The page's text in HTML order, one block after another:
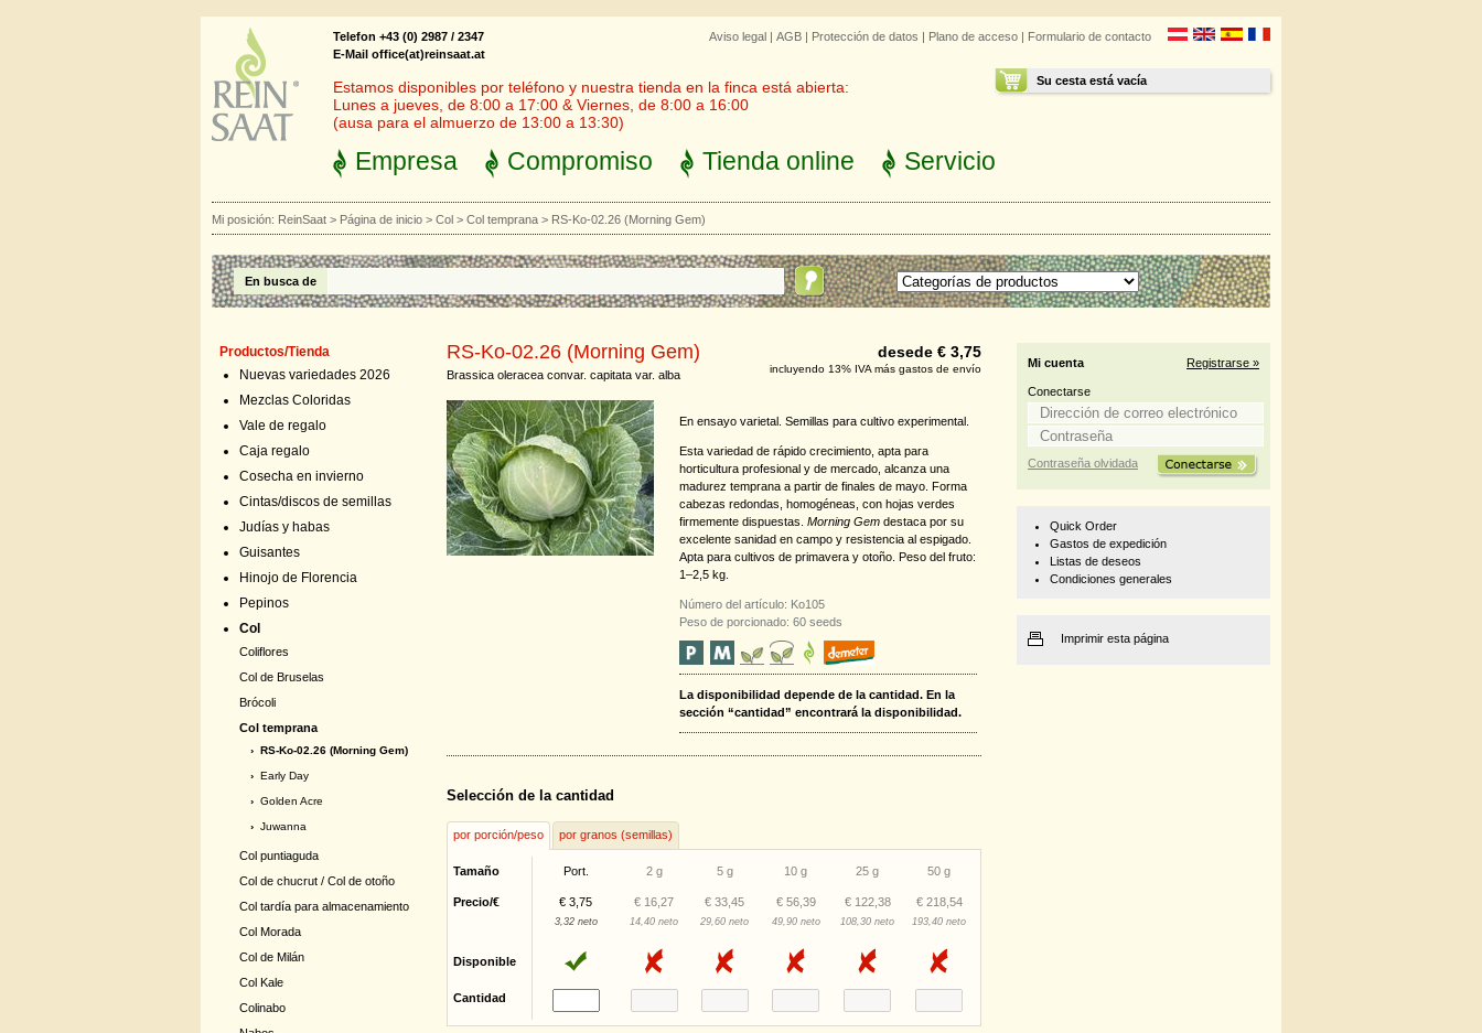
Aviso legal | AGB | Protección de datos | Plano de acceso | Formulario de contacto
Su cesta está vacía
Telefon +43 (0) 2987 / 2347
E-Mail office(at)reinsaat.at
Estamos disponibles por teléfono y nuestra tienda en la finca está abierta:
Lunes a jueves, de 8:00 a 17:00 & Viernes, de 8:00 a 16:00
(ausa para el almuerzo de 13:00 a 13:30)
Empresa Compromiso Tienda online Servicio
Mi posición: ReinSaat > Página de inicio > Col > Col temprana > RS-Ko-02.26 (Morning Gem)
En busca de
Productos/Tienda
Nuevas variedades 2026
Mezclas Coloridas
Vale de regalo
Caja regalo
Cosecha en invierno
Cintas/discos de semillas
Judías y habas
Guisantes
Hinojo de Florencia
Pepinos
Col
Coliflores
Col de Bruselas
Brócoli
Col temprana
› RS-Ko-02.26 (Morning Gem)
› Early Day
› Golden Acre
› Juwanna
Col puntiaguda
Col de chucrut / Col de otoño
Col tardía para almacenamiento
Col Morada
Col de Milán
Col Kale
Colinabo
RS-Ko-02.26 (Morning Gem)
Brassica oleracea convar. capitata var. alba
desede € 3,75
incluyendo 13% IVA más gastos de envío
En ensayo varietal. Semillas para cultivo experimental.
Esta variedad de rápido crecimiento, apta para
horticultura profesional y de mercado, alcanza una
madurez temprana a partir de finales de mayo. Forma
cabezas redondas, homogéneas, con hojas verdes
firmemente dispuestas. Morning Gem destaca por su
excelente sanidad en campo y resistencia al espigado.
Apta para cultivos de primavera y otoño. Peso del fruto:
1–2,5 kg.
Número del artículo: Ko105
Peso de porcionado: 60 seeds
La disponibilidad depende de la cantidad. En la
sección “cantidad” encontrará la disponibilidad.
Selección de la cantidad
por porción/peso por granos (semillas)
Tamaño Port. 2 g 5 g 10 g 25 g 50 g
Precio/€ € 3,75 € 16,27 € 33,45 € 56,39 € 122,38 € 218,54
3,32 neto 14,40 neto 29,60 neto 49,90 neto 108,30 neto 193,40 neto
Disponible
Cantidad
Mi cuenta Registrarse »
Conectarse
Contraseña olvidada
Quick Order
Gastos de expedición
Listas de deseos
Condiciones generales
Imprimir esta página